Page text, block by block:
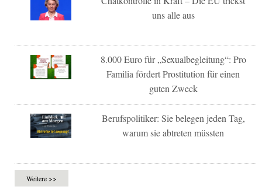
uns alle aus
8.000 Euro für „Sexualbegleitung“: Pro
Familia fördert Prostitution für einen
guten Zweck
Berufspolitiker: Sie belegen jeden Tag,
warum sie abtreten müssten
Weitere >>